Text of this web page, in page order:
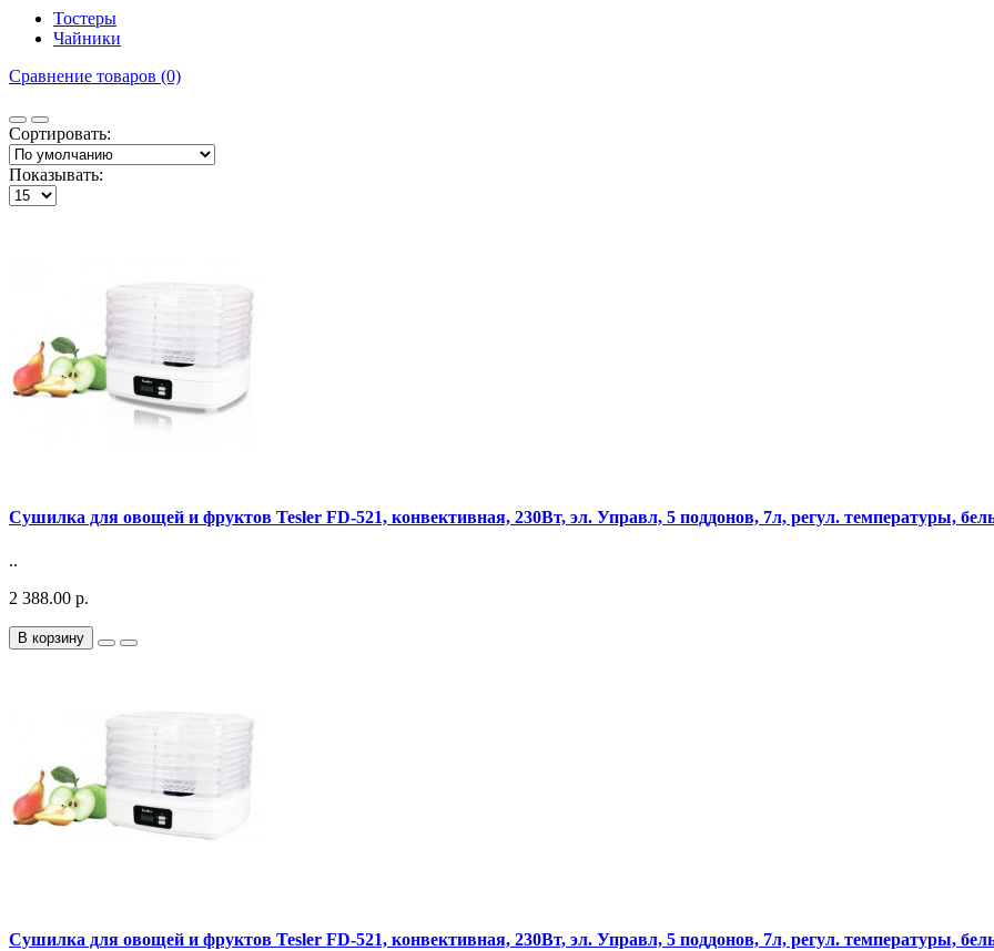
Тостеры
Чайники
Сравнение товаров (0)
Сортировать:
Показывать:
Сушилка для овощей и фруктов Tesler FD-521, конвективная, 230Вт, эл. Управл, 5 поддонов, 7л, регул. температуры,
..
2 388.00 р.
В корзину
Сушилка для овощей и фруктов Tesler FD-521, конвективная, 230Вт, эл. Управл, 5 поддонов, 7л, регул. температуры,